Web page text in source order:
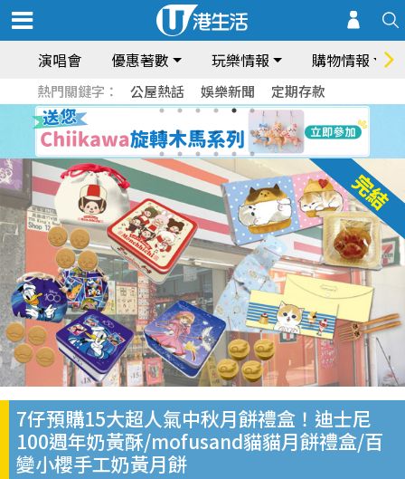
演唱會 優惠著數 玩樂情報 購物情報
熱門關鍵字： 公屋熱話 娛樂新聞 定期存款
7仔預購15大超人氣中秋月餅禮盒！迪士尼
100週年奶黃酥/mofusand貓貓月餅禮盒/百
變小櫻手工奶黃月餅